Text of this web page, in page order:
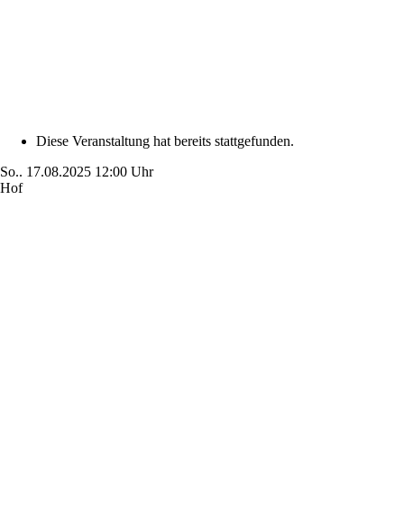
Diese Veranstaltung hat bereits stattgefunden.
So.. 17.08.2025 12:00 Uhr
Hof